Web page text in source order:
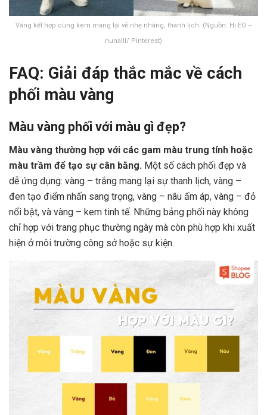
Vàng kết hợp cùng kem mang lại vẻ nhẹ nhàng, thanh lịch. (Nguồn: Hi EO –
nunaIII/ Pinterest)
FAQ: Giải đáp thắc mắc về cách
phối màu vàng
Màu vàng phối với màu gì đẹp?
Màu vàng thường hợp với các gam màu trung tính hoặc
màu trầm để tạo sự cân bằng. Một số cách phối đẹp và
dễ ứng dụng: vàng – trắng mang lại sự thanh lịch, vàng –
đen tạo điểm nhấn sang trọng, vàng – nâu ấm áp, vàng – đỏ
nổi bật, và vàng – kem tinh tế. Những bảng phối này không
chỉ hợp với trang phục thường ngày mà còn phù hợp khi xuất
hiện ở môi trường công sở hoặc sự kiện.